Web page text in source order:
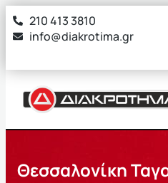
στο
περιεχόμενο
210 413 3810
info@diakrotima.gr
Θεσσαλονίκη